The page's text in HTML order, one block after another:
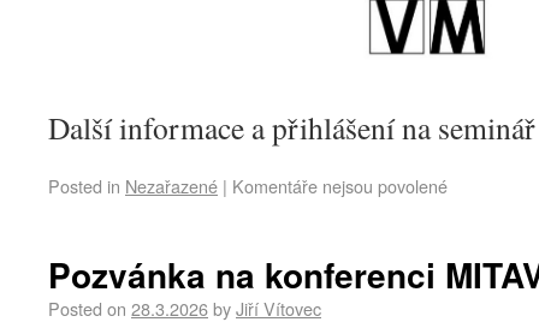
Další informace a přihlášení na
Posted in Nezařazené | Komentáře nejsou povolené
Pozvánka na konferenci
Posted on 28.3.2026byJiří Vítovec